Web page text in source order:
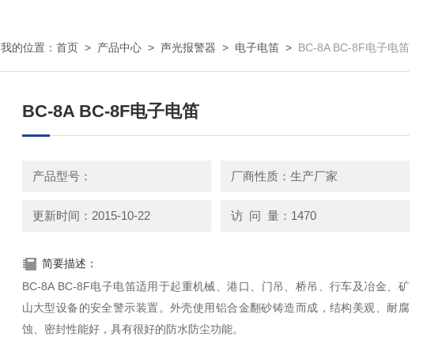
我的位置： 首页 > 产品中心 > 声光报警器 > 电子电笛 > BC-8A BC-8F电子电笛
BC-8A BC-8F电子电笛
产品型号： 厂商性质：生产厂家
更新时间：2015-10-22 访 问 量：1470
简要描述：
BC-8A BC-8F电子电笛适用于起重机械、港口、门吊、桥吊、行车及冶金、矿
山大型设备的安全警示装置。外壳使用铝合金翻砂铸造而成，结构美观、耐腐
蚀、密封性能好，具有很好的防水防尘功能。